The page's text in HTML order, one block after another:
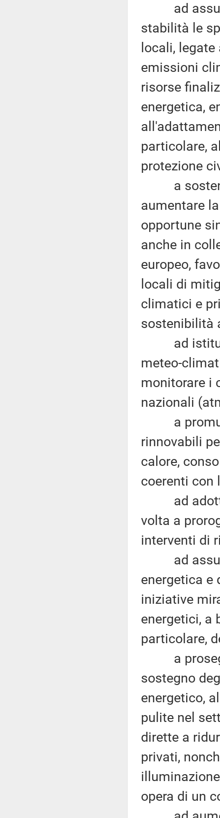
ad
stabilità le
locali,
emissioni
risorse
energetica,
particolare,
protezione
a
aumentare
opportune
anche in
europeo,
locali di
climatici e
sostenibilità
ad
meteo-
monitorare i
nazionali
a
rinnovabili
calore,
coerenti con
ad
volta a
interventi di
ad
energetica e
iniziative
energetici, a
particolare,
a
sostegno
energetico,
pulite nel
dirette a
privati,
opera di un